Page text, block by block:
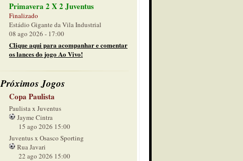
Primavera 2 X 2 Juventus
Finalizado
Estádio Gigante da Vila Industrial
08 ago 2026 - 17:00
Clique aqui para acompanhar e comentar
os lances do jogo Ao Vivo!
Próximos Jogos
Copa Paulista
Paulista x Juventus
Jayme Cintra
15 ago 2026 15:00
Juventus x Osasco Sporting
Rua Javari
22 ago 2026 15:00